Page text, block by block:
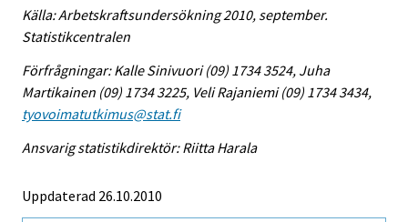
Källa: Arbetskraftsundersökning 2010, september.
Statistikcentralen
Förfrågningar: Kalle Sinivuori (09) 1734 3524, Juha
Martikainen (09) 1734 3225, Veli Rajaniemi (09) 1734 3434,
tyovoimatutkimus@stat.fi
Ansvarig statistikdirektör: Riitta Harala
Uppdaterad 26.10.2010